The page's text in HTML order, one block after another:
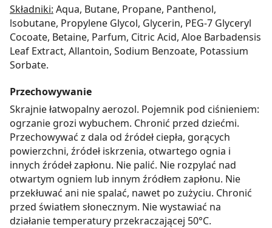
Składniki: Aqua, Butane, Propane, Panthenol,
lsobutane, Propylene Glycol, Glycerin, PEG-7 Glyceryl
Cocoate, Betaine, Parfum, Citric Acid, Aloe Barbadensis
Leaf Extract, Allantoin, Sodium Benzoate, Potassium
Sorbate.
Przechowywanie
Skrajnie łatwopalny aerozol. Pojemnik pod ciśnieniem:
ogrzanie grozi wybuchem. Chronić przed dziećmi.
Przechowywać z dala od źródeł ciepła, gorących
powierzchni, źródeł iskrzenia, otwartego ognia i
innych źródeł zapłonu. Nie palić. Nie rozpylać nad
otwartym ogniem lub innym źródłem zapłonu. Nie
przekłuwać ani nie spalać, nawet po zużyciu. Chronić
przed światłem słonecznym. Nie wystawiać na
działanie temperatury przekraczającej 50°C.